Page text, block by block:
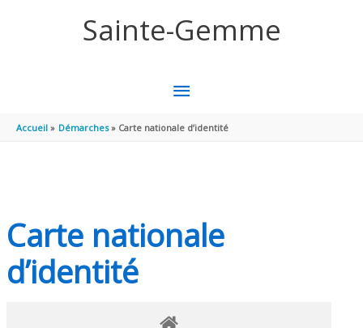
Sainte-Gemme
MENU
PRINCIPAL
Accueil Démarches Carte nationale d’identité
Carte nationale
d’identité